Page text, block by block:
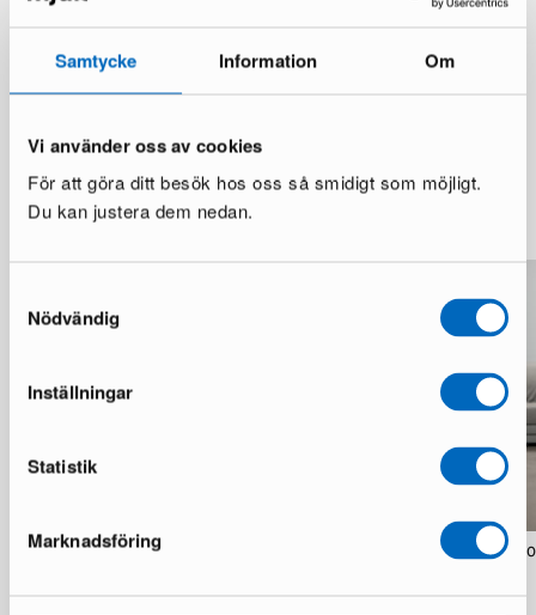
Samtycke Information Om
Vi använder oss av cookies
För att göra ditt besök hos oss så smidigt som möjligt.
Du kan justera dem nedan.
Nödvändig
Inställningar
Statistik
Marknadsföring
Mer från samma märke
Pohjanmaan Chic 2-sitssoffa grå
6 813 kr 12 428 kr
Pohjanmaan Oslo 3-sits
9 350 kr